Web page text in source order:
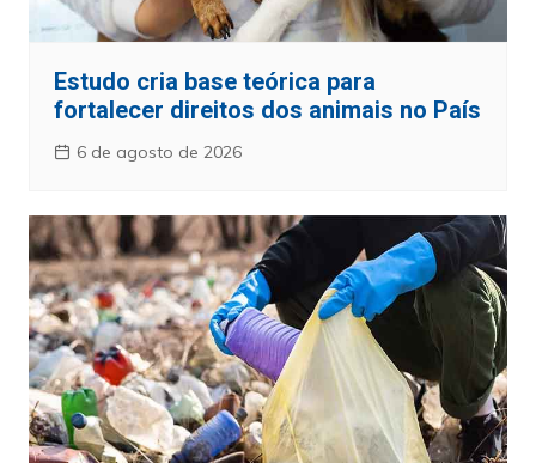
Estudo cria base teórica para
fortalecer direitos dos animais no País
6 de agosto de 2026